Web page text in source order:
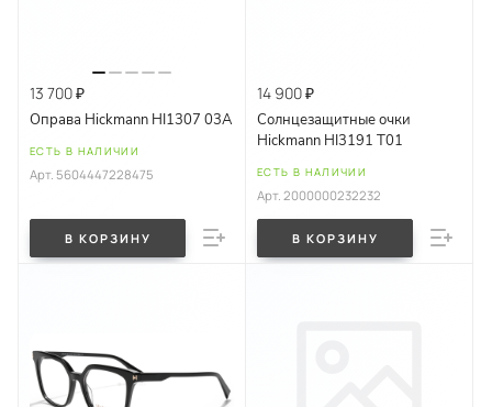
13 700 ₽
Оправа Hickmann HI1307 03A
ЕСТЬ В НАЛИЧИИ
Арт. 5604447228475
В КОРЗИНУ
14 900 ₽
Солнцезащитные очки
Hickmann HI3191 T01
ЕСТЬ В НАЛИЧИИ
Арт. 2000000232232
В КОРЗИНУ